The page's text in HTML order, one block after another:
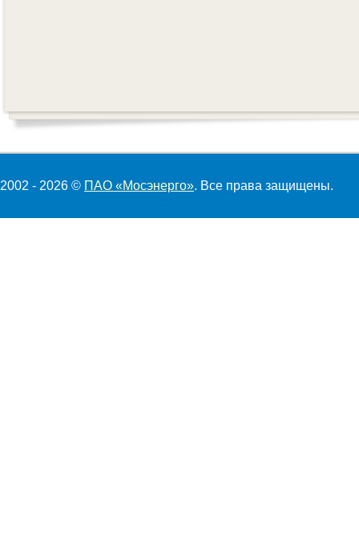
2002 - 2026 © ПАО «Мосэнерго». Все права защищены.